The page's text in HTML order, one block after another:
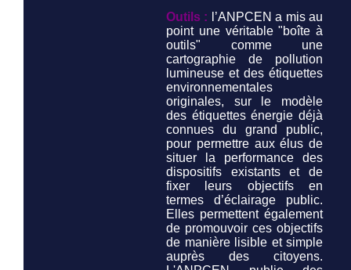
Outils :
l’ANPCEN a mis au
point une véritable "boîte à
outils" comme une
cartographie de pollution
lumineuse et des étiquettes
environnementales
originales, sur le modèle
des étiquettes énergie déjà
connues du grand public,
pour permettre aux élus de
situer la performance des
dispositifs existants et de
fixer leurs objectifs en
termes d’éclairage public.
Elles permettent également
de promouvoir ces objectifs
de manière lisible et simple
auprès des citoyens.